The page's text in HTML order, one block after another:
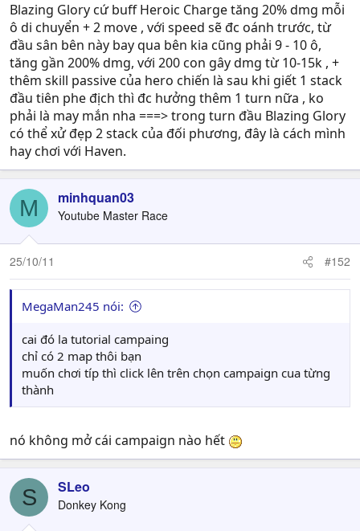
Blazing Glory cứ buff Heroic Charge tăng 20% dmg mỗi
ô di chuyển + 2 move , với speed sẽ đc oánh trước, từ
đầu sân bên này bay qua bên kia cũng phải 9 - 10 ô,
tăng gần 200% dmg, với 200 con gây dmg từ 10-15k , +
thêm skill passive của hero chiến là sau khi giết 1 stack
đầu tiên phe địch thì đc hưởng thêm 1 turn nữa , ko
phải là may mắn nha ===> trong turn đầu Blazing Glory
có thể xử đẹp 2 stack của đối phương, đây là cách mình
hay chơi với Haven.
M minhquan03
Youtube Master Race
25/10/11 #152
MegaMan245 nói:
cai đó la tutorial campaing
chỉ có 2 map thôi bạn
muốn chơi típ thì click lên trên chọn campaign cua từng
thành
nó không mở cái campaign nào hết
S SLeo
Donkey Kong